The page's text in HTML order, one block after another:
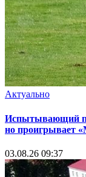
Актуально
Испытывающий
но проигрывает
03.08.26 09:37